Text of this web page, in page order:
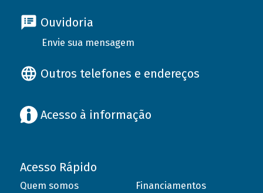
Ouvidoria
Envie sua mensagem
Outros telefones e endereços
Acesso à informação
Acesso Rápido
Quem somos
Financiamentos